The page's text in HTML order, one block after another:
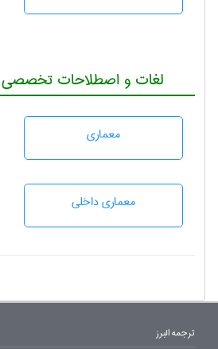
لغات و اصطلاحات تخصصی
معماری
معماری داخلی
ترجمه البرز